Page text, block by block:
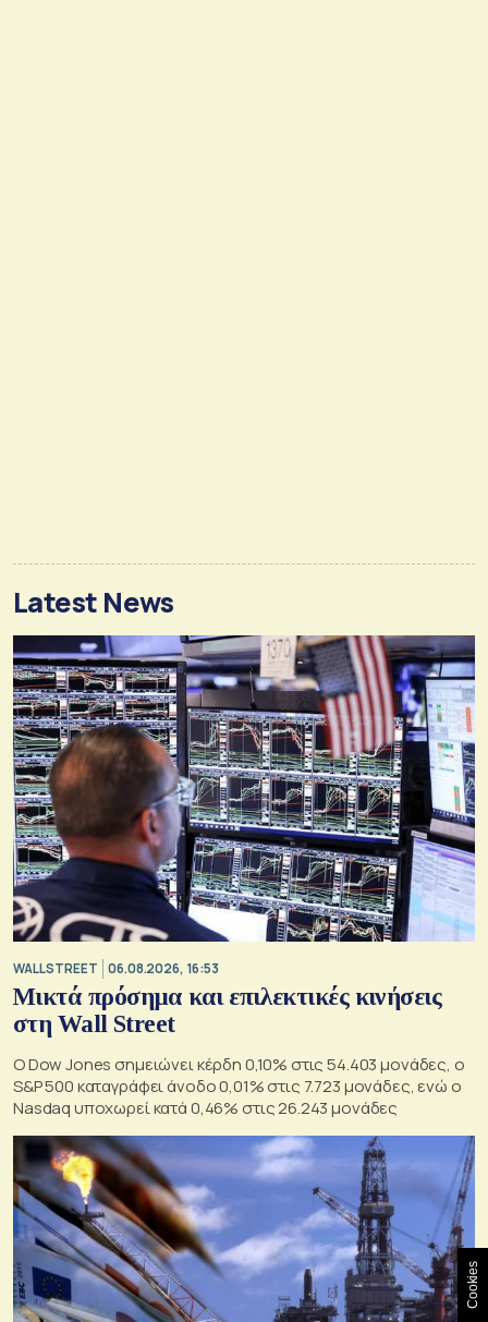
Latest News
WALL STREET 06.08.2026, 16:53
Μικτά πρόσημα και επιλεκτικές κινήσεις
στη Wall Street
Ο Dow Jones σημειώνει κέρδη 0,10% στις 54.403 μονάδες, ο
S&P 500 καταγράφει άνοδο 0,01% στις 7.723 μονάδες, ενώ ο
Nasdaq υποχωρεί κατά 0,46% στις 26.243 μονάδες
Cookies